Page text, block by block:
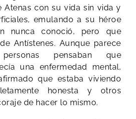
Atenas con su vida sin vida y
emulando a su héroe
nunca conoció, pero que
Antístenes. Aunque parece
pensaban que
una enfermedad mental,
que estaba viviendo
honesta y otros
de hacer lo mismo.